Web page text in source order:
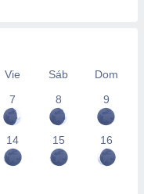
Vie Sáb
Dom
7
8 9
14 15 16